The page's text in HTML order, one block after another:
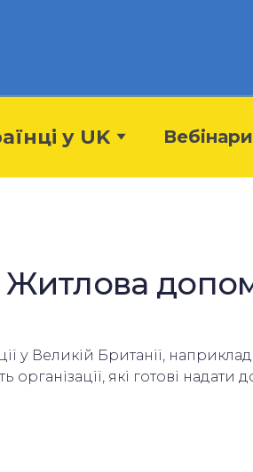
у UK Вебінари
Житлова
у Великій Британії,
які готові